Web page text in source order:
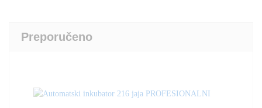
Preporučeno